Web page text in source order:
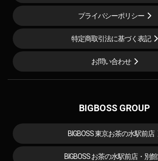
プライバシーポリシー
特定商取引法に基づく表記
お問い合わせ
BIGBOSS GROUP
BIGBOSS 東京お茶の水駅前店
BIGBOSS お茶の水駅前店・別館